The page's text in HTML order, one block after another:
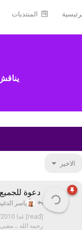
المنتديات
الاخير
دعوة
ياسر
رحمه الله ..